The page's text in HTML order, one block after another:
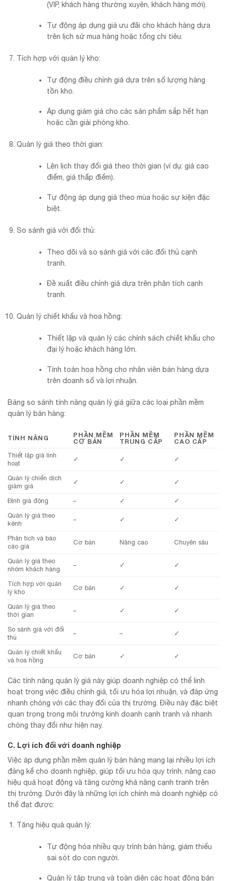
(VIP, khách hàng thường xuyên, khách hàng mới).
Tự động áp dụng giá ưu đãi cho khách hàng dựa
trên lịch sử mua hàng hoặc tổng chi tiêu.
Tích hợp với quản lý kho:
Tự động điều chỉnh giá dựa trên số lượng hàng
tồn kho.
Áp dụng giảm giá cho các sản phẩm sắp hết hạn
hoặc cần giải phóng kho.
Quản lý giá theo thời gian:
Lên lịch thay đổi giá theo thời gian (ví dụ: giá cao
điểm, giá thấp điểm).
Tự động áp dụng giá theo mùa hoặc sự kiện đặc
biệt.
So sánh giá với đối thủ:
Theo dõi và so sánh giá với các đối thủ cạnh
tranh.
Đề xuất điều chỉnh giá dựa trên phân tích cạnh
tranh.
Quản lý chiết khấu và hoa hồng:
Thiết lập và quản lý các chính sách chiết khấu cho
đại lý hoặc khách hàng lớn.
Tính toán hoa hồng cho nhân viên bán hàng dựa
trên doanh số và lợi nhuận.
Bảng so sánh tính năng quản lý giá giữa các loại phần mềm
quản lý bán hàng:
TÍNH NĂNG
PHẦN MỀM
CƠ BẢN
PHẦN MỀM
TRUNG CẤP
PHẦN MỀM
CAO CẤP
Thiết lập giá linh
hoạt
✓ ✓ ✓
Quản lý chiến dịch
giảm giá
✓ ✓ ✓
Định giá động – ✓
✓
Quản lý giá theo
kênh
– ✓ ✓
Phân tích và báo
cáo giá
Cơ bản Nâng cao Chuyên sâu
Quản lý giá theo
nhóm khách hàng
– ✓ ✓
Tích hợp với quản
lý kho
Cơ bản ✓ ✓
Quản lý giá theo
thời gian
– ✓ ✓
So sánh giá với đối
thủ
– – ✓
Quản lý chiết khấu
và hoa hồng
Cơ bản ✓ ✓
Các tính năng quản lý giá này giúp doanh nghiệp có thể linh
hoạt trong việc điều chỉnh giá, tối ưu hóa lợi nhuận, và đáp ứng
nhanh chóng với các thay đổi của thị trường. Điều này đặc biệt
quan trọng trong môi trường kinh doanh cạnh tranh và nhanh
chóng thay đổi như hiện nay.
C. Lợi ích đối với doanh nghiệp
Việc áp dụng phần mềm quản lý bán hàng mang lại nhiều lợi ích
đáng kể cho doanh nghiệp, giúp tối ưu hóa quy trình, nâng cao
hiệu quả hoạt động và tăng cường khả năng cạnh tranh trên
thị trường. Dưới đây là những lợi ích chính mà doanh nghiệp có
thể đạt được:
Tăng hiệu quả quản lý:
Tự động hóa nhiều quy trình bán hàng, giảm thiểu
sai sót do con người.
Quản lý tập trung và toàn diện các hoạt động bán